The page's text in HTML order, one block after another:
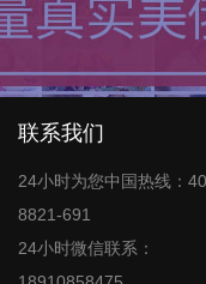
联系我们
24小时为您中国热线：
8821-691
24小时微信联系：